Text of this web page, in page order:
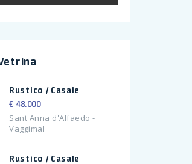
Rustico / Casale
€ 48.000
Sant'Anna d'Alfaedo -
Vaggimal
Rustico / Casale